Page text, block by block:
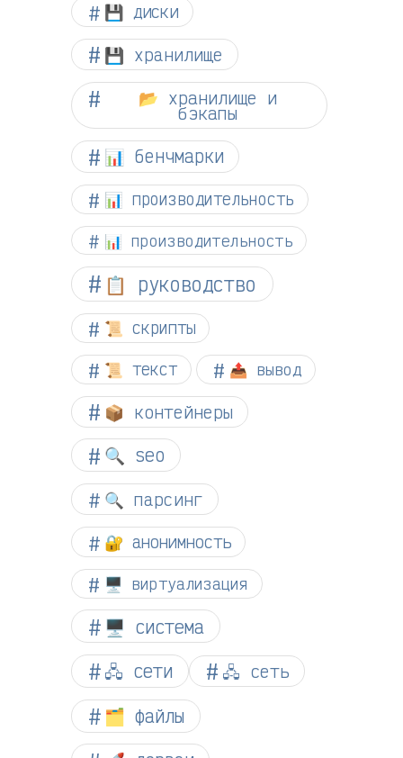
💾 диски
💾 хранилище
📂 хранилище и
бэкапы
📊 бенчмарки
📊 производительность
📊 производительность
📋 руководство
📜 скрипты
📜 текст 📤 вывод
📦 контейнеры
🔍 seo
🔍 парсинг
🔐 анонимность
🖥️ виртуализация
🖥️ система
🖧 сети
🖧 сеть
🗂️ файлы